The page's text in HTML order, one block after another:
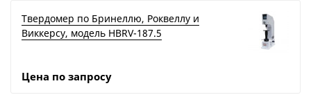
Твердомер по Бринеллю, Роквеллу и
Виккерсу, модель HBRV-187.5
Цена по запросу